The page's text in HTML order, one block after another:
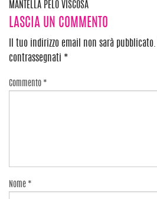
Navigazione
articoli
MANTELLA PELO VISCOSA
LASCIA UN COMMENTO
Il tuo indirizzo email non sarà pubblicato.
contrassegnati *
Commento *
Nome *